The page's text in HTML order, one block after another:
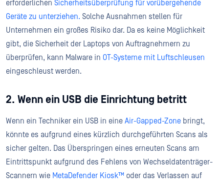
erforderlichen Sicherheitsüberprüfung für vorübergehende
Geräte zu unterziehen. Solche Ausnahmen stellen für
Unternehmen ein großes Risiko dar. Da es keine Möglichkeit
gibt, die Sicherheit der Laptops von Auftragnehmern zu
überprüfen, kann Malware in OT-Systeme mit Luftschleusen
eingeschleust werden.
2. Wenn ein USB die Einrichtung betritt
Wenn ein Techniker ein USB in eine Air-Gapped-Zone bringt,
könnte es aufgrund eines kürzlich durchgeführten Scans als
sicher gelten. Das Überspringen eines erneuten Scans am
Eintrittspunkt aufgrund des Fehlens von Wechseldatenträger-
Scannern wie MetaDefender Kiosk™ oder das Verlassen auf